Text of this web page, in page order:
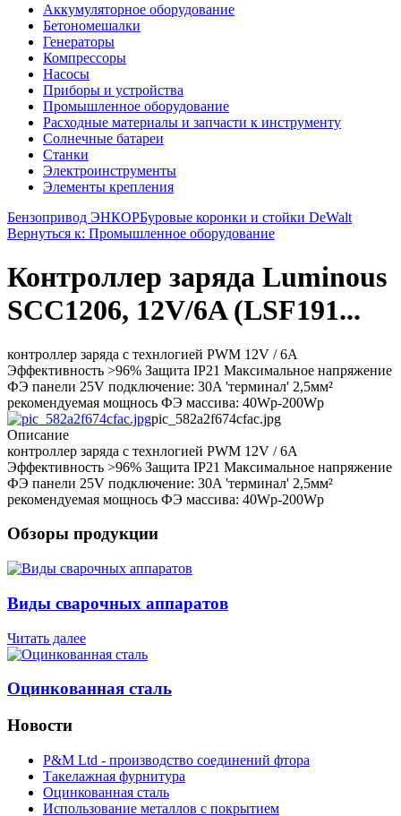
Аккумуляторное оборудование
Бетономешалки
Генераторы
Компрессоры
Насосы
Приборы и устройства
Промышленное оборудование
Расходные материалы и запчасти к инструменту
Солнечные батареи
Станки
Электроинструменты
Элементы крепления
Бензопривод ЭНКОРБуровые коронки и стойки DeWalt
Вернуться к: Промышленное оборудование
Контроллер заряда Luminous
SCC1206, 12V/6A (LSF191...
контроллер заряда с технлогией PWM 12V / 6А
Эффективность >96% Защита IP21 Максимальное напряжение
ФЭ панели 25V подключение: 30A 'терминал' 2,5мм²
рекомендуемая мощнось ФЭ массива: 40Wp-200Wp
pic_582a2f674cfac.jpg
Описание
контроллер заряда с технлогией PWM 12V / 6А
Эффективность >96% Защита IP21 Максимальное напряжение
ФЭ панели 25V подключение: 30A 'терминал' 2,5мм²
рекомендуемая мощнось ФЭ массива: 40Wp-200Wp
Обзоры продукции
Виды сварочных аппаратов
Читать далее
Оцинкованная сталь
Новости
P&M Ltd - производство соединений фтора
Такелажная фурнитура
Оцинкованная сталь
Использование металлов с покрытием